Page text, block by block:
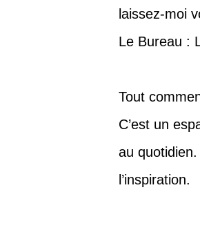
laissez-moi
Le Bureau :
Tout
C’est un
au
l’inspiration.